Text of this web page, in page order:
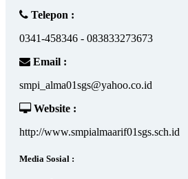
Telepon :
0341-458346 - 083833273673
Email :
smpi_alma01sgs@yahoo.co.id
Website :
http://www.smpialmaarif01sgs.sch.id
Media Sosial :